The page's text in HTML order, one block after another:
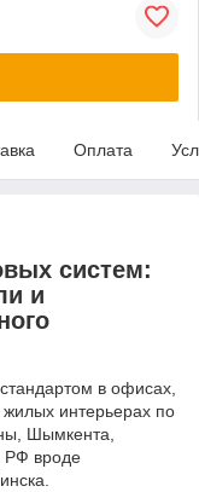
Оплата
систем:
и
в офисах,
интерьерах по
Шымкента,
РФ вроде